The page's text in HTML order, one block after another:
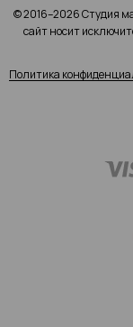
© 2016–2026 Студия
сайт носит
Политика